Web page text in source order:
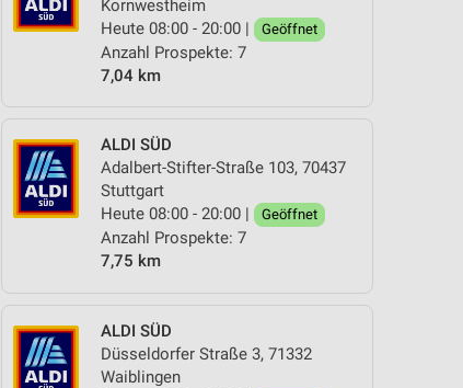
Kornwestheim
Heute 08:00 - 20:00 |
Geöffnet
Anzahl Prospekte: 7
7,04 km
ALDI SÜD
Adalbert-Stifter-Straße 103, 70437
Stuttgart
Heute 08:00 - 20:00 |
Geöffnet
Anzahl Prospekte: 7
7,75 km
ALDI SÜD
Düsseldorfer Straße 3, 71332
Waiblingen